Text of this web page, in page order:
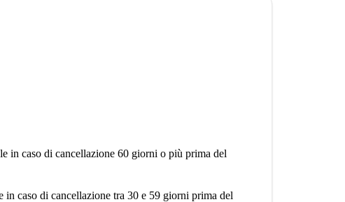
in caso di cancellazione 60 giorni o più prima del
in caso di cancellazione tra 30 e 59 giorni prima del